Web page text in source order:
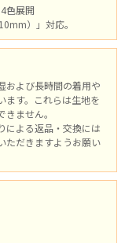
色展開
）」対応。
および長時間の着用や
ます。これらは生地を
ません。
による返品・交換には
ただきますようお願い